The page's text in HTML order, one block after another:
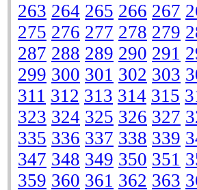
263 264 265 266 267
275 276 277 278 279
287 288 289 290 291
299 300 301 302 303
311 312 313 314 315
323 324 325 326 327
335 336 337 338 339
347 348 349 350 351
359 360 361 362 363